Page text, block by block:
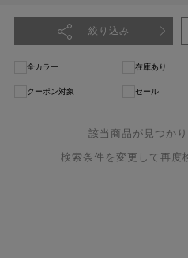
絞り込み
全カラー 在庫あり
クーポン対象 セール
該当商品が見つか
検索条件を変更して再度